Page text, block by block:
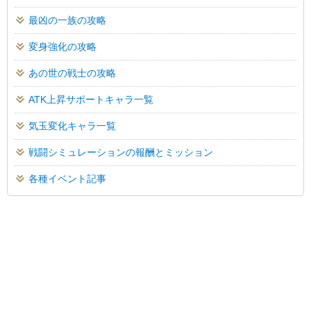
最凶の一族の攻略
変身強化の攻略
あの世の戦士の攻略
ATK上昇サポートキャラ一覧
気玉変化キャラ一覧
戦闘シミュレーションの報酬とミッション
各種イベント記事